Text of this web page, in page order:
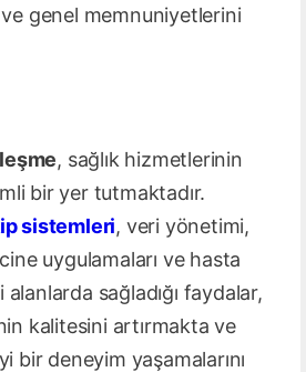
ve genel memnuniyetlerini
, sağlık hizmetlerinin
bir yer tutmaktadır.
sistemleri, veri yönetimi,
uygulamaları ve hasta
sağladığı faydalar,
kalitesini artırmakta ve
bir deneyim yaşamalarını